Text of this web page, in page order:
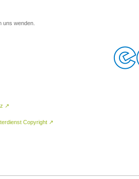
uns wenden.
↗
Copyright ↗